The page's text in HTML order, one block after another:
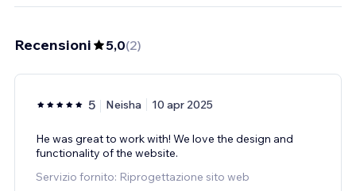
Recensioni 5,0(2)
5 Neisha 10 apr 2025
He was great to work with! We love the design and
functionality of the website.
Servizio fornito: Riprogettazione sito web